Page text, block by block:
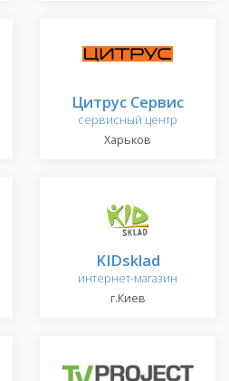
Цитрус Сервис
сервисный центр
Харьков
KIDsklad
интернет-магазин
г.Киев